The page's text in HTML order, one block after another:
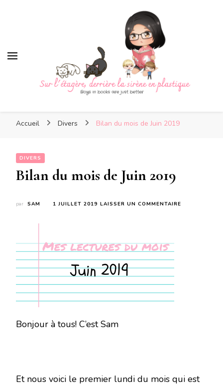
Sur l'étagère, derrière la
sirène en plastique
sirène en plastique
Accueil Divers Bilan du mois de Juin 2019
DIVERS
Bilan du mois de Juin 2019
par SAM 1 JUILLET 2019 LAISSER UN COMMENTAIRE
Bonjour à tous! C’est Sam
Et nous voici le premier lundi du mois qui est